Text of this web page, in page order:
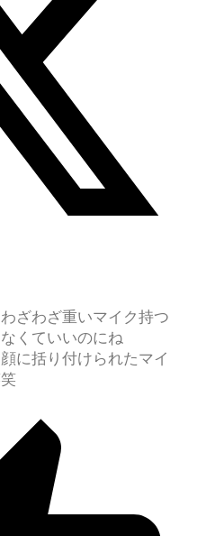
ざわざ重いマイク持つ
くていいのにね
に括り付けられたマイ